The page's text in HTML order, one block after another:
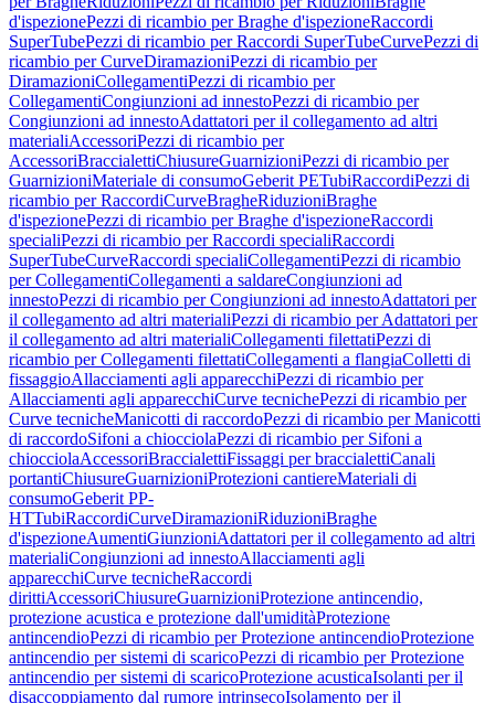
d'ispezionePezzi di ricambio per Braghe d'ispezioneRaccordi
SuperTubePezzi di ricambio per Raccordi SuperTubeCurvePezzi di
ricambio per CurveDiramazioniPezzi di ricambio per
DiramazioniCollegamentiPezzi di ricambio per
CollegamentiCongiunzioni ad innestoPezzi di ricambio per
Congiunzioni ad innestoAdattatori per il collegamento ad altri
materialiAccessoriPezzi di ricambio per
AccessoriBraccialettiChiusureGuarnizioniPezzi di ricambio per
GuarnizioniMateriale di consumoGeberit PETubiRaccordiPezzi di
ricambio per RaccordiCurveBragheRiduzioniBraghe
d'ispezionePezzi di ricambio per Braghe d'ispezioneRaccordi
specialiPezzi di ricambio per Raccordi specialiRaccordi
SuperTubeCurveRaccordi specialiCollegamentiPezzi di ricambio
per CollegamentiCollegamenti a saldareCongiunzioni ad
innestoPezzi di ricambio per Congiunzioni ad innestoAdattatori per
il collegamento ad altri materialiPezzi di ricambio per Adattatori per
il collegamento ad altri materialiCollegamenti filettatiPezzi di
ricambio per Collegamenti filettatiCollegamenti a flangiaColletti di
fissaggioAllacciamenti agli apparecchiPezzi di ricambio per
Allacciamenti agli apparecchiCurve tecnichePezzi di ricambio per
Curve tecnicheManicotti di raccordoPezzi di ricambio per Manicotti
di raccordoSifoni a chiocciolaPezzi di ricambio per Sifoni a
chiocciolaAccessoriBraccialettiFissaggi per braccialettiCanali
portantiChiusureGuarnizioniProtezioni cantiereMateriali di
consumoGeberit PP-
HTTubiRaccordiCurveDiramazioniRiduzioniBraghe
d'ispezioneAumentiGiunzioniAdattatori per il collegamento ad altri
materialiCongiunzioni ad innestoAllacciamenti agli
apparecchiCurve tecnicheRaccordi
dirittiAccessoriChiusureGuarnizioniProtezione antincendio,
protezione acustica e protezione dall'umiditàProtezione
antincendioPezzi di ricambio per Protezione antincendioProtezione
antincendio per sistemi di scaricoPezzi di ricambio per Protezione
antincendio per sistemi di scaricoProtezione acusticaIsolanti per il
disaccoppiamento dal rumore intrinsecoIsolamento per il